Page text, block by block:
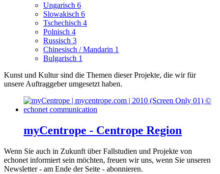
Ungarisch 6
Slowakisch 6
Tschechisch 4
Polnisch 4
Russisch 3
Chinesisch / Mandarin 1
Bulgarisch 1
Kunst und Kultur sind die Themen dieser Projekte, die wir für
unsere Auftraggeber umgesetzt haben.
myCentrope - Centrope Region
Wenn Sie auch in Zukunft über Fallstudien und Projekte von
echonet informiert sein möchten, freuen wir uns, wenn Sie unseren
Newsletter - am Ende der Seite - abonnieren.